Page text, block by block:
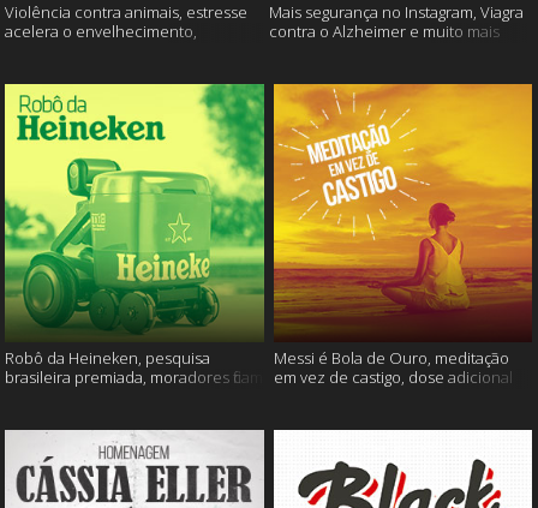
Violência contra animais, estresse
acelera o envelhecimento,
Mais segurança no Instagram, Viagra
contra o Alzheimer e muito mais
Robô da Heineken, pesquisa
brasileira premiada, moradores ficam
Messi é Bola de Ouro, meditação
em vez de castigo, dose adicional